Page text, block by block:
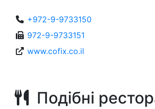
+972-9-9733150
972-9-9733151
www.cofix.co.il
Подібні